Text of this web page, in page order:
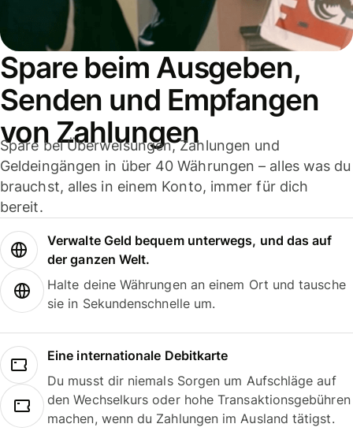
Spare beim Ausgeben,
Senden und Empfangen
von Zahlungen
Spare bei Überweisungen, Zahlungen und
Geldeingängen in über 40 Währungen – alles was du
brauchst, alles in einem Konto, immer für dich
bereit.
Verwalte Geld bequem unterwegs, und das auf
der ganzen Welt.
Halte deine Währungen an einem Ort und tausche
sie in Sekundenschnelle um.
Eine internationale Debitkarte
Du musst dir niemals Sorgen um Aufschläge auf
den Wechselkurs oder hohe Transaktionsgebühren
machen, wenn du Zahlungen im Ausland tätigst.